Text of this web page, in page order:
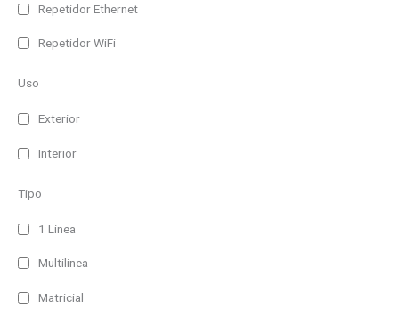
Repetidor Ethernet
Repetidor WiFi
Uso
Exterior
Interior
Tipo
1 Linea
Multilinea
Matricial